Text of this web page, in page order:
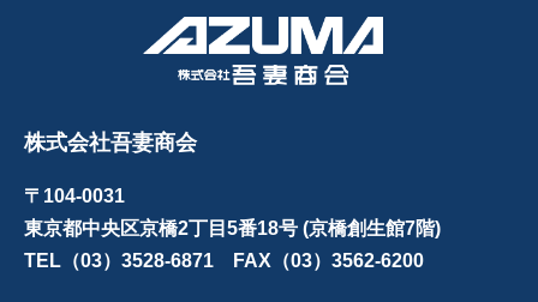
株式会社吾妻商会
〒104-0031
東京都中央区京橋2丁目5番18号 (京橋創生館7階)
TEL（03）3528-6871 FAX（03）3562-6200